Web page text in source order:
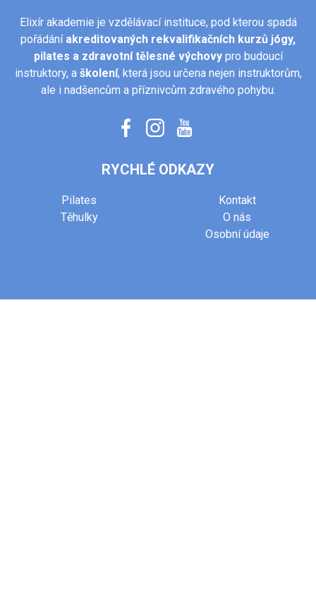
Elixír akademie je vzdělávací instituce, pod kterou spadá
pořádání akreditovaných rekvalifikačních kurzů jógy,
pilates a zdravotní tělesné výchovypro budoucí
instruktory, a školení, která jsou určena nejen instruktorům,
ale i nadšencům a příznivcům zdravého pohybu.
RYCHLÉ ODKAZY
Pilates
Těhulky
Kontakt
O nás
Osobní údaje